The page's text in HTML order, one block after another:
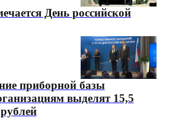
День российской
приборной базы
выделят 15,5